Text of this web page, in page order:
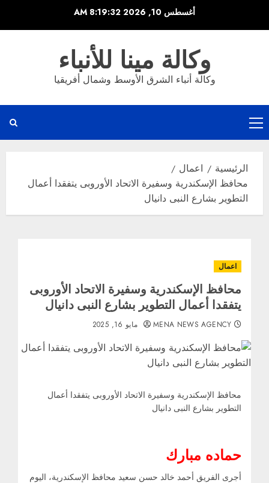
أغسطس 10, 2026 8:19:33 AM
وكالة مينا للأنباء
وكالة أنباء الشرق الأوسط وشمال أفريقيا
القائمة
الرئيسية
الرئيسية
اعمال
محافظ الإسكندرية وسفيرة الاتحاد الأوروبى يتفقدا أعمال
التطوير بشارع النبى دانيال
اعمال
محافظ الإسكندرية وسفيرة الاتحاد الأوروبى
يتفقدا أعمال التطوير بشارع النبى دانيال
MENA NEWS AGENCY مايو 16, 2025
محافظ الإسكندرية وسفيرة الاتحاد الأوروبى يتفقدا أعمال
التطوير بشارع النبى دانيال
حماده مبارك
أجرى الفريق أحمد خالد حسن سعيد محافظ الإسكندرية، اليوم